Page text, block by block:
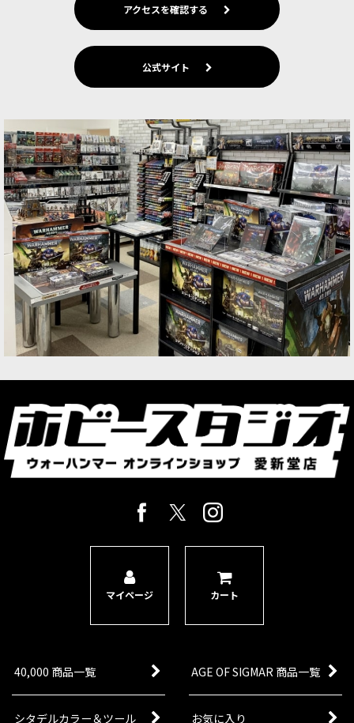
アクセスを確認する
公式サイト
マイページ カート
40,000 商品一覧 AGE OF SIGMAR 商品一覧
シタデルカラー＆ツール お気に入り